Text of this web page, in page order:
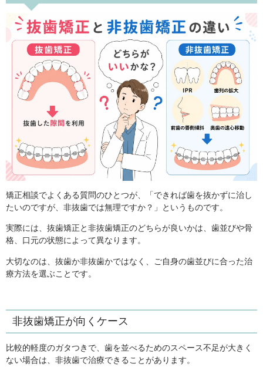
矯正相談でよくある質問のひとつが、「できれば歯を抜かずに治し
たいのですが、非抜歯では無理ですか？」というものです。
実際には、抜歯矯正と非抜歯矯正のどちらが良いかは、歯並びや骨
格、口元の状態によって異なります。
大切なのは、抜歯か非抜歯かではなく、ご自身の歯並びに合った治
療方法を選ぶことです。
非抜歯矯正が向くケース
比較的軽度のガタつきで、歯を並べるためのスペース不足が大きく
ない場合は、非抜歯で治療できることがあります。